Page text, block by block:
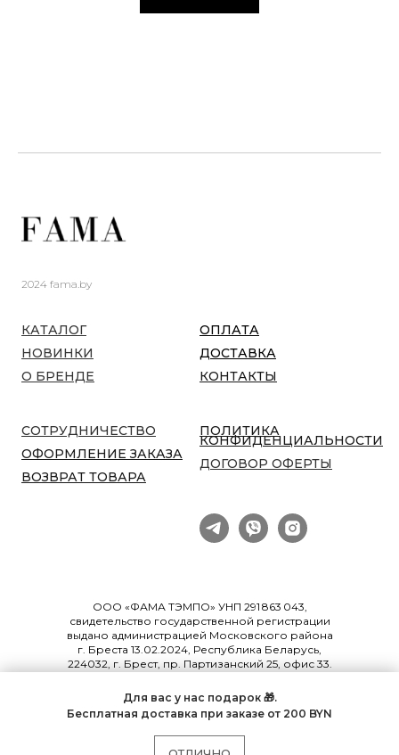
Для вас у нас подарок 🎁.
Бесплатная доставка при заказе от 200 BYN
2024 fama.by
КАТАЛОГ
НОВИНКИ
О БРЕНДЕ
ОПЛАТА
ДОСТАВКА
КОНТАКТЫ
СОТРУДНИЧЕСТВО
ОФОРМЛЕНИЕ ЗАКАЗА
ВОЗВРАТ ТОВАРА
ПОЛИТИКА
КОНФИДЕНЦИАЛЬНОСТИ
ДОГОВОР ОФЕРТЫ
ООО «ФАМА ТЭМПО» УНП 291 863 043,
свидетельство государственной регистрации
выдано администрацией Московского района
г. Бреста 13.02.2024, Республика Беларусь,
224032, г. Брест, пр. Партизанский 25, офис 33.
реестре РБ под регистрационным номером
576132 от 12.03.2024, email:
famatempo@gmail.com. График работы
интернет-магазина — 24/7